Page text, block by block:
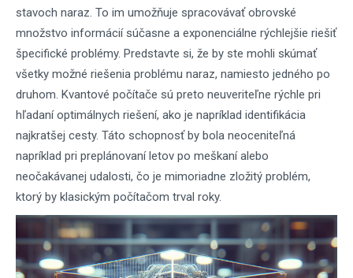
stavoch naraz. To im umožňuje spracovávať obrovské
množstvo informácií súčasne a exponenciálne rýchlejšie riešiť
špecifické problémy. Predstavte si, že by ste mohli skúmať
všetky možné riešenia problému naraz, namiesto jedného po
druhom. Kvantové počítače sú preto neuveriteľne rýchle pri
hľadaní optimálnych riešení, ako je napríklad identifikácia
najkratšej cesty. Táto schopnosť by bola neoceniteľná
napríklad pri preplánovaní letov po meškaní alebo
neočakávanej udalosti, čo je mimoriadne zložitý problém,
ktorý by klasickým počítačom trval roky.